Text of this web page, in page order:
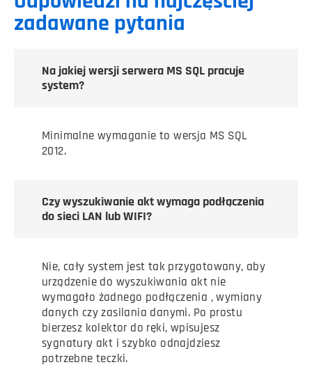
zadawane pytania
Na jakiej wersji serwera MS SQL pracuje
system?
Minimalne wymaganie to wersja MS SQL
2012.
Czy wyszukiwanie akt wymaga podłączenia
do sieci LAN lub WIFI?
Nie, cały system jest tak przygotowany, aby
urządzenie do wyszukiwania akt nie
wymagało żadnego podłączenia , wymiany
danych czy zasilania danymi. Po prostu
bierzesz kolektor do ręki, wpisujesz
sygnatury akt i szybko odnajdziesz
potrzebne teczki.